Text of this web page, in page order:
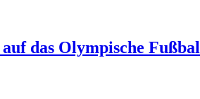
das Olympische